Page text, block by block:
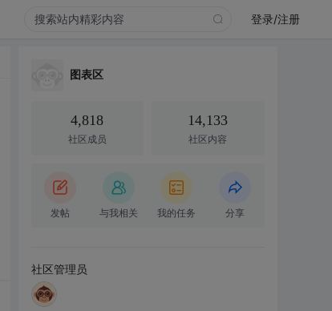
登录/注册
图表区
4,818
社区成员
14,133
社区内容
发帖 与我相关 我的任务 分享
社区管理员